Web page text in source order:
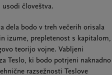
človeštva.
dela bodo v treh večerih orisala
izume, prepletenost s kapitalom,
teorijo vojne. Vabljeni
Teslo, ki bodo potrjeni naknadno
razsežnosti Teslove